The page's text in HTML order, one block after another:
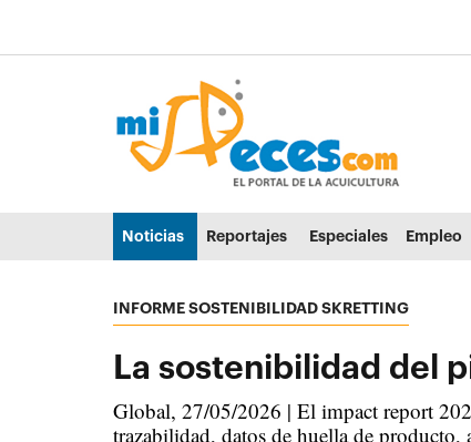
Ir al menú principal (alt + u)
Noticias Reportajes Especiales Empleo
INFORME SOSTENIBILIDAD SKRETTING
La sostenibilidad del
Global, 27/05/2026 | El impact report
trazabilidad, datos de huella de